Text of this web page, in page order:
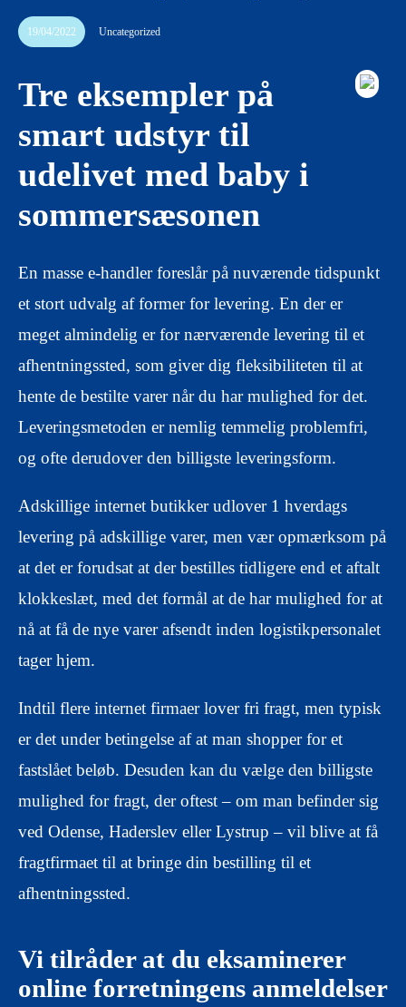
19/04/2022 Uncategorized
Tre eksempler på
smart udstyr til
udelivet med baby i
sommersæsonen
En masse e-handler foreslår på nuværende tidspunkt
et stort udvalg af former for levering. En der er
meget almindelig er for nærværende levering til et
afhentningssted, som giver dig fleksibiliteten til at
hente de bestilte varer når du har mulighed for det.
Leveringsmetoden er nemlig temmelig problemfri,
og ofte derudover den billigste leveringsform.
Adskillige internet butikker udlover 1 hverdags
levering på adskillige varer, men vær opmærksom på
at det er forudsat at der bestilles tidligere end et aftalt
klokkeslæt, med det formål at de har mulighed for at
nå at få de nye varer afsendt inden logistikpersonalet
tager hjem.
Indtil flere internet firmaer lover fri fragt, men typisk
er det under betingelse af at man shopper for et
fastslået beløb. Desuden kan du vælge den billigste
mulighed for fragt, der oftest – om man befinder sig
ved Odense, Haderslev eller Lystrup – vil blive at få
fragtfirmaet til at bringe din bestilling til et
afhentningssted.
Vi tilråder at du eksaminerer
online forretningens anmeldelser